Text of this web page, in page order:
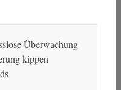
Überwachung
kippen